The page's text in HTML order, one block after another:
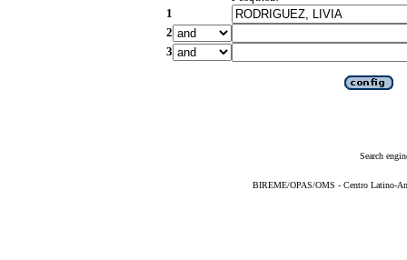
1
2
3
Search
BIREME/OPAS/OMS - Centro Latino-